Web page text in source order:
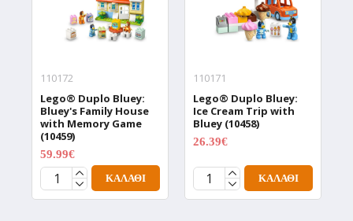
110172
Lego® Duplo Bluey:
Bluey's Family House
with Memory Game
(10459)
59.99€
ΚΑΛΆΘΙ
110171
Lego® Duplo Bluey:
Ice Cream Trip with
Bluey (10458)
26.39€
ΚΑΛΆΘΙ